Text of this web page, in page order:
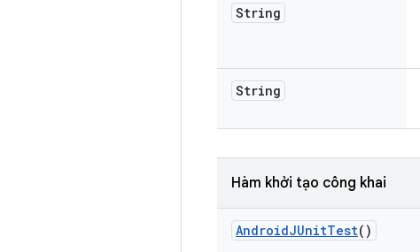
String
String
Hàm khởi tạo công khai
AndroidJUnitTest()